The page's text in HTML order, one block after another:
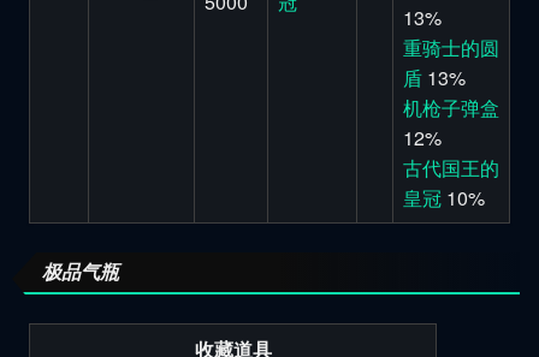
13%
重骑士的圆
盾 13%
机枪子弹盒
12%
古代国王的
皇冠 10%
极品气瓶
收藏道具